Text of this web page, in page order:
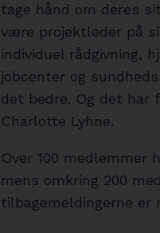
tage hånd om deres
være projektleder på
individuel rådgivning,
jobcenter og
det bedre. Og det har
Charlotte Lyhne.
Over 100 medlemmer
mens omkring 200
tilbagemeldingerne er